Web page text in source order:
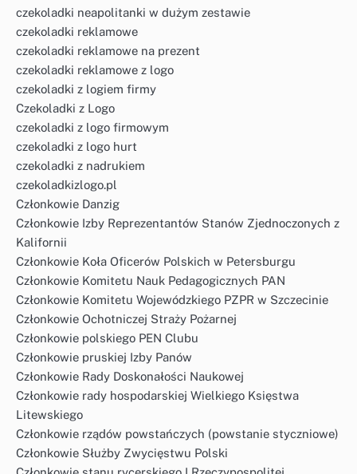
czekoladki neapolitanki w dużym zestawie
czekoladki reklamowe
czekoladki reklamowe na prezent
czekoladki reklamowe z logo
czekoladki z logiem firmy
Czekoladki z Logo
czekoladki z logo firmowym
czekoladki z logo hurt
czekoladki z nadrukiem
czekoladkizlogo.pl
Członkowie Danzig
Członkowie Izby Reprezentantów Stanów Zjednoczonych z
Kalifornii
Członkowie Koła Oficerów Polskich w Petersburgu
Członkowie Komitetu Nauk Pedagogicznych PAN
Członkowie Komitetu Wojewódzkiego PZPR w Szczecinie
Członkowie Ochotniczej Straży Pożarnej
Członkowie polskiego PEN Clubu
Członkowie pruskiej Izby Panów
Członkowie Rady Doskonałości Naukowej
Członkowie rady hospodarskiej Wielkiego Księstwa
Litewskiego
Członkowie rządów powstańczych (powstanie styczniowe)
Członkowie Służby Zwycięstwu Polski